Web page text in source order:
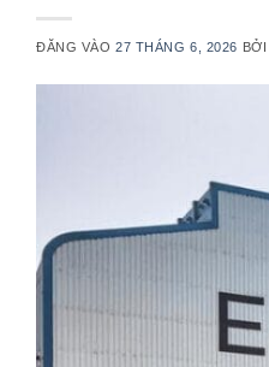
ĐĂNG VÀO27 THÁNG 6, 2026 BỞI